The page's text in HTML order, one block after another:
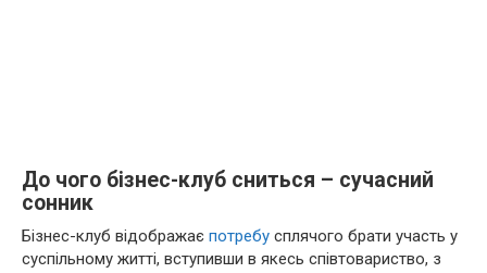
До чого бізнес-клуб сниться – сучасний
сонник
Бізнес-клуб відображає потребу сплячого брати участь у
суспільному житті, вступивши в якесь співтовариство, з